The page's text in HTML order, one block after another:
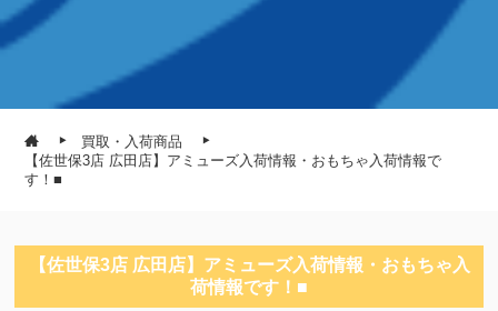
買取・入荷商品
【佐世保3店 広田店】アミューズ入荷情報・おもちゃ入荷情報で
す！■
【佐世保3店 広田店】アミューズ入荷情報・おもちゃ入
荷情報です！■